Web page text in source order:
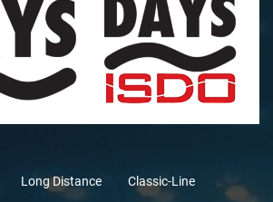
Long Distance
Classic-Line